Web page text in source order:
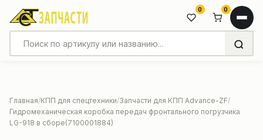
0 0
Главная КПП для спецтехники Запчасти для КПП Advance-ZF
Гидромеханическая коробка передач фронтального погрузчика
LG-918 в сборе(7100001884)